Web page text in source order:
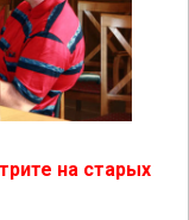
на старых